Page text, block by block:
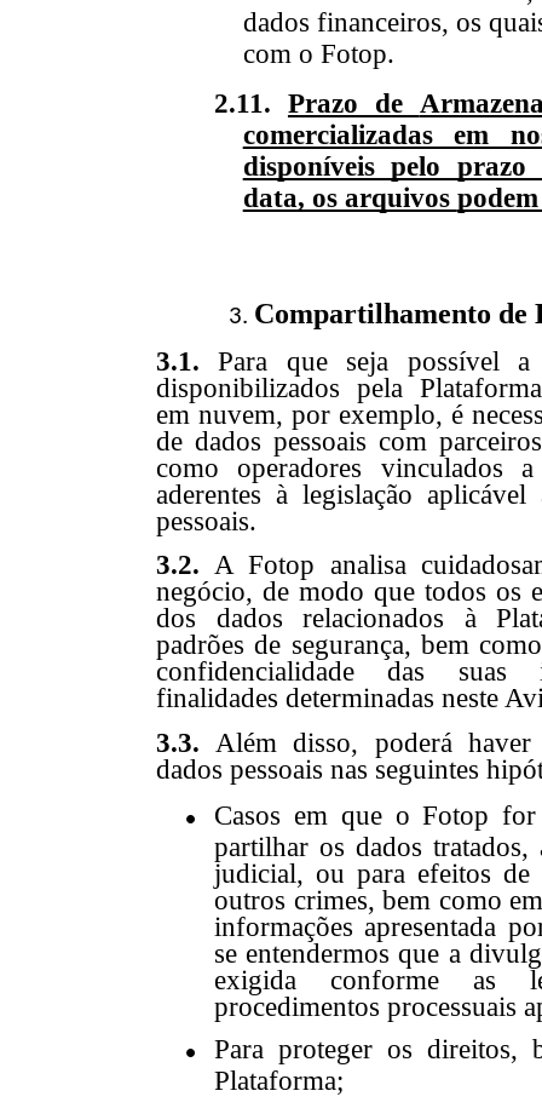
dados financeiros, os
com o Fotop.
2.11. Prazo de
comercializadas em
disponíveis pelo
data, os arquivos
Compartilhamento de
3.1.Para que seja possível a
disponibilizados pela
em nuvem, por exemplo, é
de dados pessoais com
como operadores vinculados
aderentes à legislação
pessoais.
3.2. A Fotop analisa
negócio, de modo que todos os
dos dados relacionados à
padrões de segurança, bem
confidencialidade das suas
finalidades determinadas neste
3.3. Além disso, poderá
dados pessoais nas seguintes
Casos em que o Fotop
partilhar os dados
judicial, ou para efeitos de
outros crimes, bem como
informações apresentada
se entendermos que a
exigida conforme as
procedimentos processuais
Para proteger os direitos,
Plataforma;